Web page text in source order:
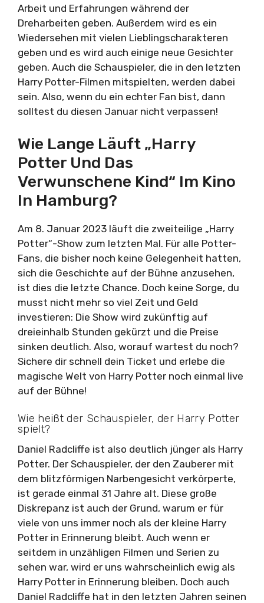
Arbeit und Erfahrungen während der
Dreharbeiten geben. Außerdem wird es ein
Wiedersehen mit vielen Lieblingscharakteren
geben und es wird auch einige neue Gesichter
geben. Auch die Schauspieler, die in den letzten
Harry Potter-Filmen mitspielten, werden dabei
sein. Also, wenn du ein echter Fan bist, dann
solltest du diesen Januar nicht verpassen!
Wie Lange Läuft „Harry
Potter Und Das
Verwunschene Kind“ Im Kino
In Hamburg?
Am 8. Januar 2023 läuft die zweiteilige „Harry
Potter“-Show zum letzten Mal. Für alle Potter-
Fans, die bisher noch keine Gelegenheit hatten,
sich die Geschichte auf der Bühne anzusehen,
ist dies die letzte Chance. Doch keine Sorge, du
musst nicht mehr so viel Zeit und Geld
investieren: Die Show wird zukünftig auf
dreieinhalb Stunden gekürzt und die Preise
sinken deutlich. Also, worauf wartest du noch?
Sichere dir schnell dein Ticket und erlebe die
magische Welt von Harry Potter noch einmal live
auf der Bühne!
Wie heißt der Schauspieler, der Harry Potter
spielt?
Daniel Radcliffe ist also deutlich jünger als Harry
Potter. Der Schauspieler, der den Zauberer mit
dem blitzförmigen Narbengesicht verkörperte,
ist gerade einmal 31 Jahre alt. Diese große
Diskrepanz ist auch der Grund, warum er für
viele von uns immer noch als der kleine Harry
Potter in Erinnerung bleibt. Auch wenn er
seitdem in unzähligen Filmen und Serien zu
sehen war, wird er uns wahrscheinlich ewig als
Harry Potter in Erinnerung bleiben. Doch auch
Daniel Radcliffe hat in den letzten Jahren seinen